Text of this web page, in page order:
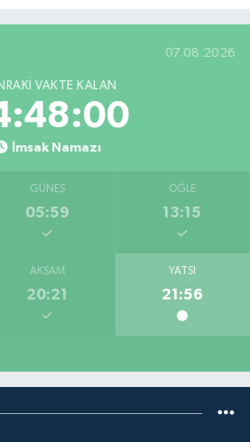
07.08.2026
VAKTE KALAN
İmsak Namazı
GÜNEŞ
05:59
ÖĞLE
13:15
AKŞAM
20:21
YATSI
21:56